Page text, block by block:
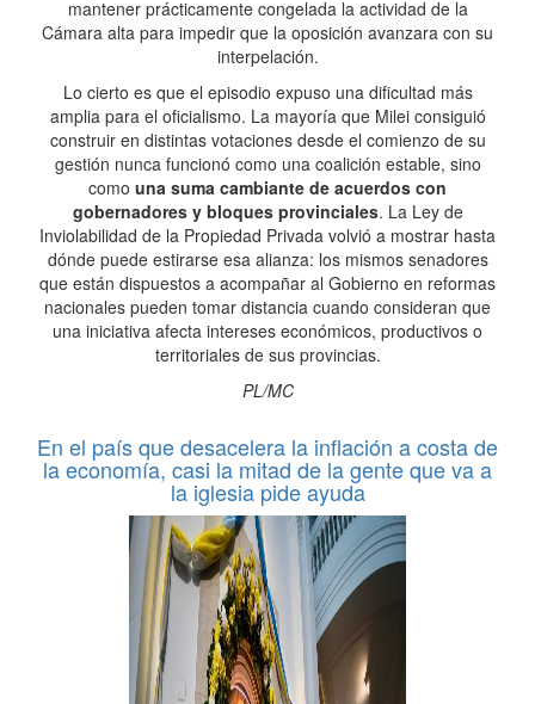
mantener prácticamente congelada la actividad de la
Cámara alta para impedir que la oposición avanzara con su
interpelación.
Lo cierto es que el episodio expuso una dificultad más
amplia para el oficialismo. La mayoría que Milei consiguió
construir en distintas votaciones desde el comienzo de su
gestión nunca funcionó como una coalición estable, sino
como una suma cambiante de acuerdos con
gobernadores y bloques provinciales. La Ley de
Inviolabilidad de la Propiedad Privada volvió a mostrar hasta
dónde puede estirarse esa alianza: los mismos senadores
que están dispuestos a acompañar al Gobierno en reformas
nacionales pueden tomar distancia cuando consideran que
una iniciativa afecta intereses económicos, productivos o
territoriales de sus provincias.
PL/MC
En el país que desacelera la inflación a costa de
la economía, casi la mitad de la gente que va a
la iglesia pide ayuda